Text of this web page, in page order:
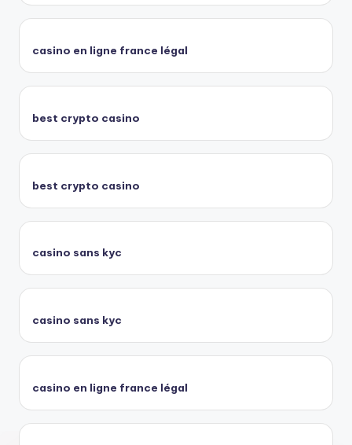
casino en ligne france légal
best crypto casino
best crypto casino
casino sans kyc
casino sans kyc
casino en ligne france légal